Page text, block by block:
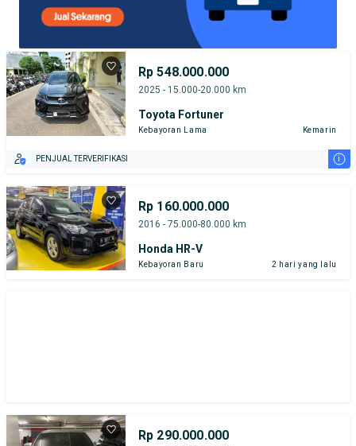
Rp 548.000.000
2025 - 15.000-20.000 km
Toyota Fortuner
Kebayoran Lama Kemarin
PENJUAL TERVERIFIKASI i
Rp 160.000.000
2016 - 75.000-80.000 km
Honda HR-V
Kebayoran Baru 2 hari yang lalu
Rp 290.000.000